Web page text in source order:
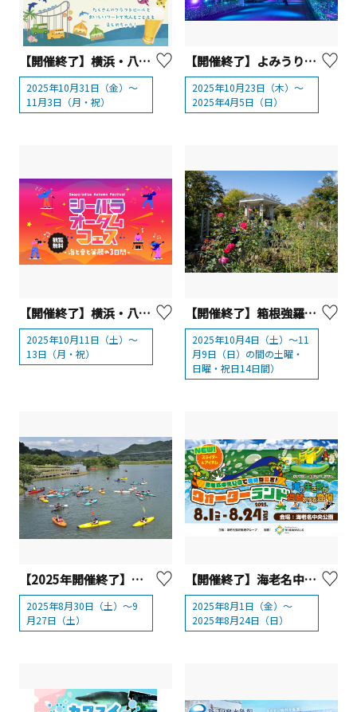
【開催終了】横浜・八景島シーパラダイス「横浜金沢シーサイドフードフェス2025」
2025年10月31日（金）～
11月3日（月・祝）
【開催終了】よみうりランド ジュエルミネーション® 2025
2025年10月23日（木）～
2025年4月5日（日）
【開催終了】横浜・八景島シーパラダイス『シーパラオータムフェス ‐海と音と笑顔の３日間‐』
2025年10月11日（土）～
13日（月・祝）
【開催終了】箱根強羅公園「秋のローズガーデン音楽会」
2025年10月4日（土）～11
月9日（日）の間の土曜・
日曜・祝日14日間）
【2025年開催終了】宮ヶ瀬湖カヌースクール（親水池カヌースクール）
2025年8月30日（土）～9
月27日（土）
【開催終了】海老名中央公園「ウォーターランド」
2025年8月1日（金）～
2025年8月24日（日）